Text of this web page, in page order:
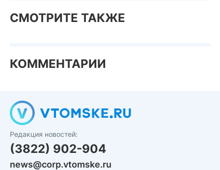
СМОТРИТЕ ТАКЖЕ
КОММЕНТАРИИ
Редакция новостей:
(3822) 902-904
news@corp.vtomske.ru